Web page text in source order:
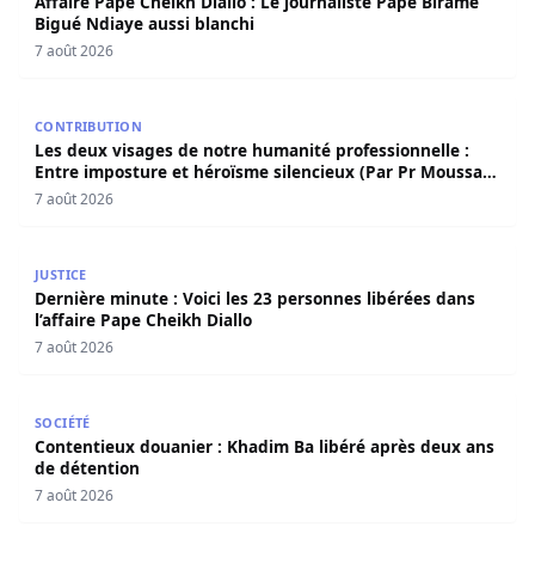
Bigué Ndiaye aussi blanchi
7 août 2026
CONTRIBUTION
Les deux visages de notre humanité professionnelle :
Entre imposture et héroïsme silencieux (Par Pr Moussa
Seydi)
7 août 2026
JUSTICE
Dernière minute : Voici les 23 personnes libérées dans
l’affaire Pape Cheikh Diallo
7 août 2026
SOCIÉTÉ
Contentieux douanier : Khadim Ba libéré après deux ans
de détention
7 août 2026